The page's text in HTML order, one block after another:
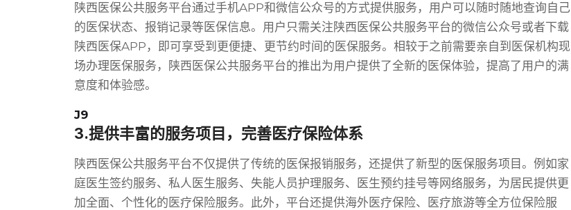
陕西医保公共服务平台通过手机APP和微信公众号的方式提供服务，用户可以随时随地查询自己
的医保状态、报销记录等医保信息。用户只需关注陕西医保公共服务平台的微信公众号或者下载
陕西医保APP，即可享受到更便捷、更节约时间的医保服务。相较于之前需要亲自到医保机构现
场办理医保服务，陕西医保公共服务平台的推出为用户提供了全新的医保体验，提高了用户的满
意度和体验感。
J9
3.提供丰富的服务项目，完善医疗保险体系
陕西医保公共服务平台不仅提供了传统的医保报销服务，还提供了新型的医保服务项目。例如家
庭医生签约服务、私人医生服务、失能人员护理服务、医生预约挂号等网络服务，为居民提供更
加全面、个性化的医疗保险服务。此外，平台还提供海外医疗保险、医疗旅游等全方位保险服